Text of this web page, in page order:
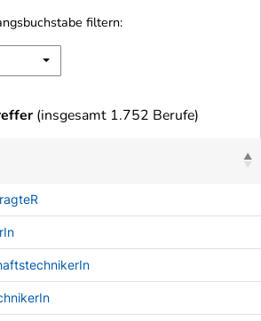
filtern:
(insgesamt 1.752 Berufe)